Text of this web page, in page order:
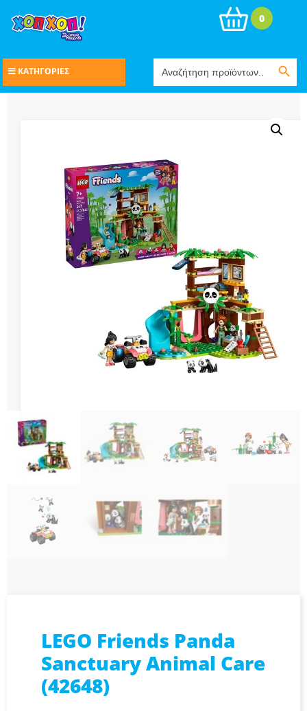
for:
Search Button
0
ΚΑΤΗΓΟΡΙΕΣ
LEGO Friends Panda
Sanctuary Animal Care
(42648)